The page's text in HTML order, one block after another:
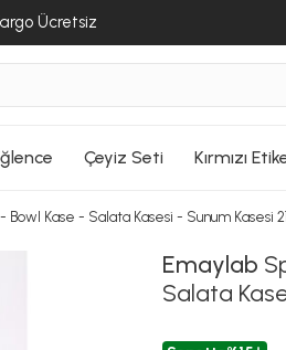
Ücretsiz
Çeyiz Seti Kırmızı
DEVAM ET
Kase - Salata Kasesi - Sunum Kasesi
Emaylab
Salata
DEVAM ET
DEVAM ET